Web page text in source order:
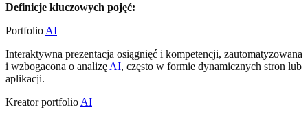
Definicje kluczowych pojęć:
Portfolio AI
Interaktywna prezentacja osiągnięć i kompetencji, zautomatyzowana
i wzbogacona o analizę AI, często w formie dynamicznych stron lub
aplikacji.
Kreator portfolio AI